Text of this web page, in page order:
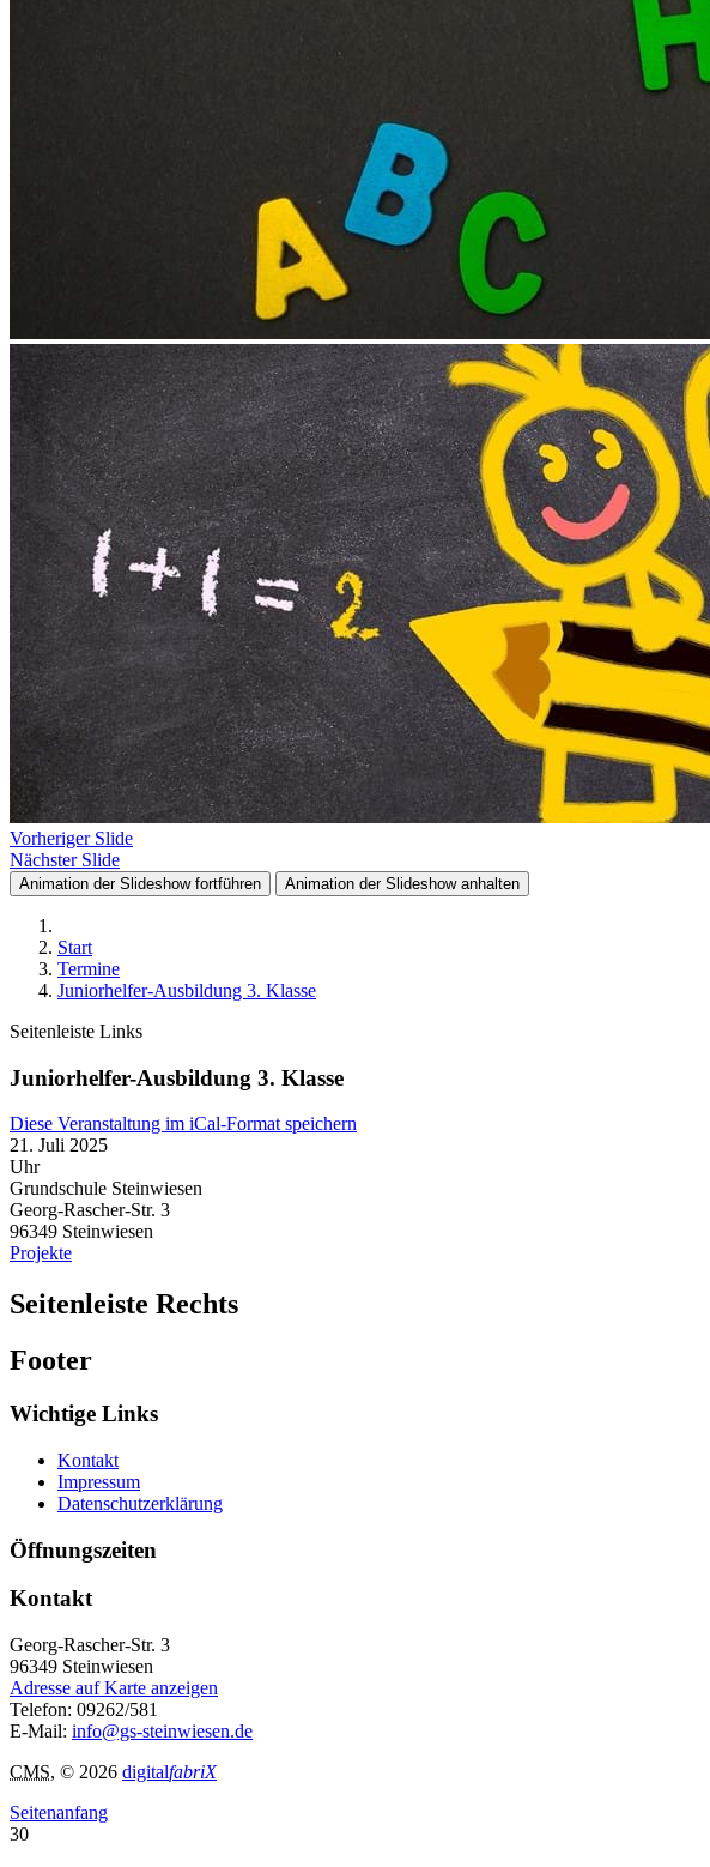
Vorheriger Slide
Nächster Slide
Animation der Slideshow fortführen Animation der Slideshow anhalten
Start
Termine
Juniorhelfer-Ausbildung 3. Klasse
Seitenleiste Links
Juniorhelfer-Ausbildung 3. Klasse
Diese Veranstaltung im iCal-Format speichern
21. Juli 2025
Uhr
Grundschule Steinwiesen
Georg-Rascher-Str. 3
96349 Steinwiesen
Projekte
Seitenleiste Rechts
Footer
Wichtige Links
Kontakt
Impressum
Datenschutzerklärung
Öffnungszeiten
Kontakt
Georg-Rascher-Str. 3
96349 Steinwiesen
Adresse auf Karte anzeigen
Telefon: 09262/581
E-Mail: info@gs-steinwiesen.de
CMS, © 2026 digitalfabriX
Seitenanfang
30